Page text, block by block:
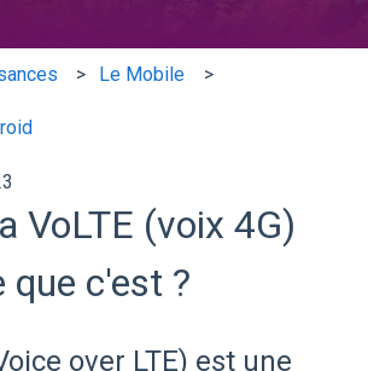
Le Mobile
VoLTE (voix 4G)
que c'est ?
over LTE) est une